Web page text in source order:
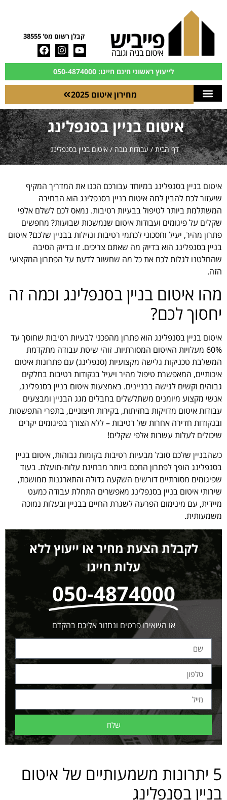
קבלן רשום מס' 38555
לייעוץ ראשוני חינם חייגו: 050-4874000
מחירון איטום 2025
איטום בניין בסנפלינג
דף הבית/עבודות גובה/איטום בניין בסנפלינג
איטום בניין בסנפלינג במיוחד עבורכם הכנו את המדריך המקיף
שיעזור לכם להבין למה איטום בניין בסנפלינג הוא הבחירה
המשתלמת ביותר לטיפול בבעיות רטיבות. נמאס לכם לשלם אלפי
שקלים על פיגומים ועבודות איטום שנמשכות שבועות? מחפשים
פתרון מהיר, יעיל וחסכוני לכתמי רטיבות ונזילות בבניין שלכם? איטום
בניין בסנפלינג הוא בדיוק מה שאתם צריכים. זו בדיוק הסיבה
שהחלטנו לגלות לכם את כל מה שחשוב לדעת על הפתרון המקצועי
הזה.
מהו איטום בניין בסנפלינג וכמה זה
יחסוך לכם?
איטום בניין בסנפלינג הוא פתרון מהפכני לבעיות רטיבות שחוסך עד
60% מעלויות האיטום המסורתיות. זוהי שיטת עבודה מתקדמת
המשלבת טכניקות גלישה מקצועיות (סנפלינג) עם פתרונות איטום
איכותיים, המאפשרת טיפול מהיר ויעיל בנקודות רטיבות בחלקים
גבוהים וקשים לגישה בבניינים. באמצעות איטום בניין בסנפלינג,
אנשי מקצוע מיומנים משתלשלים בחבלים מגג הבניין ומבצעים
עבודות איטום מדויקות בחזיתות, בקירות חיצוניים, בתפרי התפשטות
ובנקודות חדירה אחרות של רטיבות – ללא הצורך בפיגומים יקרים
שיכולים לעלות עשרות אלפי שקלים!
כשהבניין שלכם סובל מבעיות רטיבות בקומות גבוהות, איטום בניין
בסנפלינג הופך לפתרון החכם ביותר מבחינת עלות-תועלת. בעוד
שפיגומים מסורתיים דורשים השקעה גדולה והתארגנות ממושכת,
שירותי איטום בניין בסנפלינג מאפשרים התחלת עבודה כמעט
מיידית, עם מינימום הפרעה לשגרת החיים בבניין ובעלות נמוכה
משמעותית.
לקבלת הצעת מחיר או ייעוץ ללא
עלות חייגו
050-4874000
או השאירו פרטים ונחזור אליכם בהקדם
שלח
5 יתרונות משמעותיים של איטום
בניין בסנפלינג